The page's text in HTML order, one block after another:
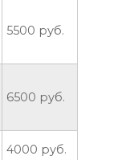
5500 руб.
6500 руб.
4000 руб.